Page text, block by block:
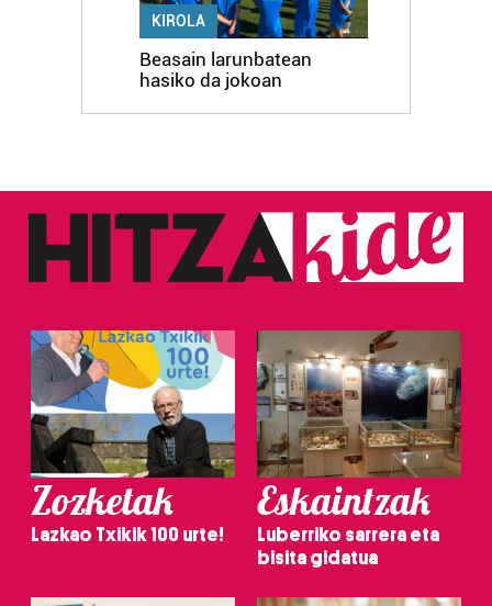
KIROLA
Beasain larunbatean
hasiko da jokoan
Zozketak
Lazkao Txikik 100 urte!
Eskaintzak
Luberriko sarrera eta
bisita gidatua